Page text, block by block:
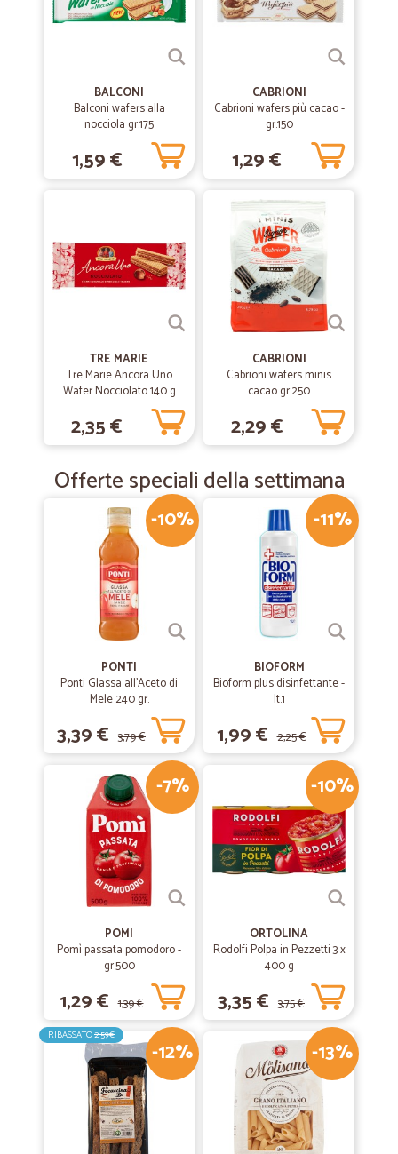
BALCONI
Balconi wafers alla
nocciola gr.175
1,59 €
CABRIONI
Cabrioni wafers più cacao -
gr.150
1,29 €
TRE MARIE
Tre Marie Ancora Uno
Wafer Nocciolato 140 g
2,35 €
CABRIONI
Cabrioni wafers minis
cacao gr.250
2,29 €
Offerte speciali della settimana
-10%
PONTI
Ponti Glassa all'Aceto di
Mele 240 gr.
3,39 € 3,79 €
-11%
BIOFORM
Bioform plus disinfettante -
lt.1
1,99 € 2,25 €
-7%
POMI
Pomì passata pomodoro -
gr.500
1,29 € 1,39 €
-10%
ORTOLINA
Rodolfi Polpa in Pezzetti 3 x
400 g
3,35 € 3,75 €
-12%
RIBASSATO2,59€
-13%